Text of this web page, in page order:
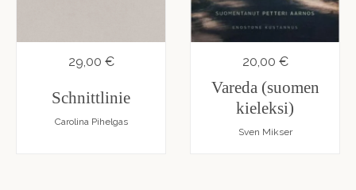
29,00 €
Schnittlinie
Carolina Pihelgas
20,00 €
Vareda (suomen
kieleksi)
Sven Mikser